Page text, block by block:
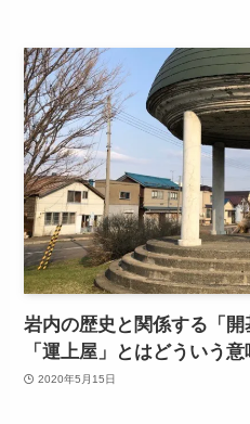
岩内の歴史と関係する「開
「運上屋」とはどういう
2020年5月15日